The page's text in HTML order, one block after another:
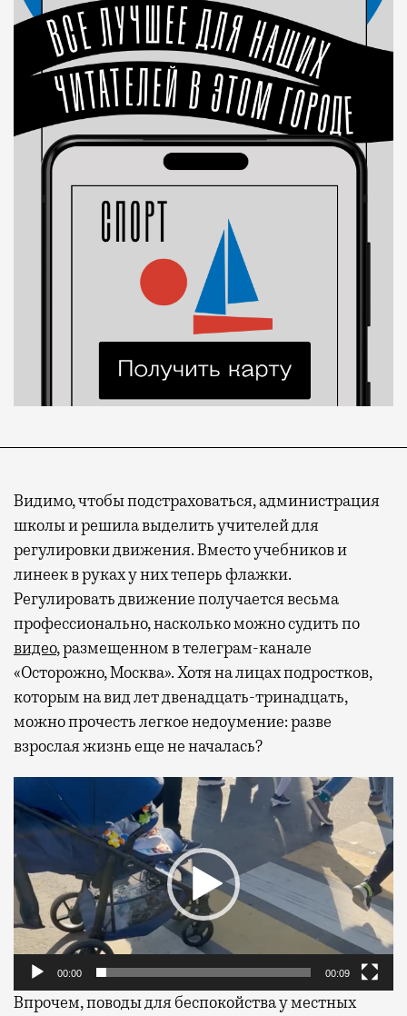
Видимо, чтобы подстраховаться, администрация
школы и решила выделить учителей для
регулировки движения. Вместо учебников и
линеек в руках у них теперь флажки.
Регулировать движение получается весьма
профессионально, насколько можно судить по
видео, размещенном в телеграм-канале
«Осторожно, Москва». Хотя на лицах подростков,
которым на вид лет двенадцать-тринадцать,
можно прочесть легкое недоумение: разве
взрослая жизнь еще не началась?
00:00 00:09
Впрочем, поводы для беспокойства у местных